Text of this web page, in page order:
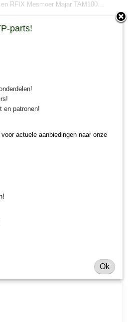
RFIX Mesmoer Majar TAM100…
100
parts!
en patronen!
actuele aanbiedingen naar onze
Ok